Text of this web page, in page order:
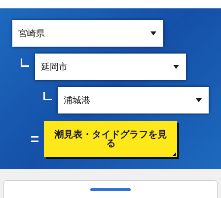
潮見表・タイドグラフを見
る